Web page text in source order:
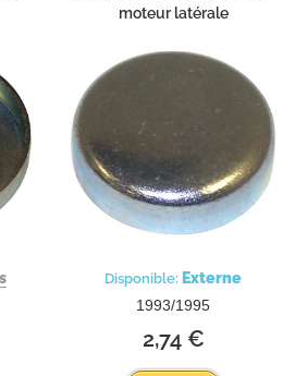
moteur latérale
Disponible: Externe
1993/1995
2,74 €